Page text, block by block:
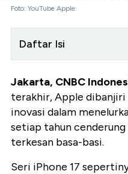
Foto: YouTube Apple
Daftar Isi
Jakarta, CNBC
terakhir, Apple
inovasi dalam
setiap tahun
terkesan basa-basi.
Seri iPhone 17